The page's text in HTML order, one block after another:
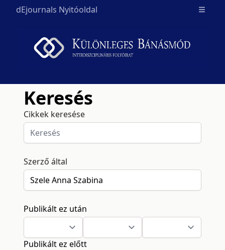
dEjournals Nyitóoldal Open
Keresés
Cikkek keresése
Szerző által
Publikált ez után
Publikált ez előtt